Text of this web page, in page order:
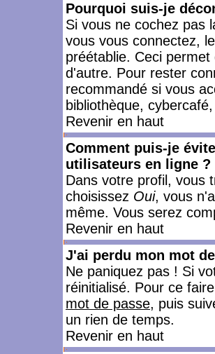
Pourquoi suis-je
Si vous ne cochez pas
vous vous connectez,
préétablie. Ceci
d'autre. Pour rester
recommandé si vous
bibliothèque,
Revenir en haut
Comment puis-je
utilisateurs en ligne ?
Dans votre profil, vous
choisissez Oui, vous
même. Vous serez
Revenir en haut
J'ai perdu mon mot
Ne paniquez pas ! Si
réinitialisé. Pour ce
mot de passe, puis
un rien de temps.
Revenir en haut